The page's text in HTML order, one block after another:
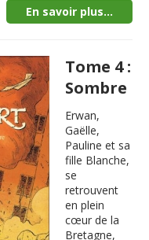
En savoir plus...
Tome 4 :
Sombre
Erwan,
Gaëlle,
Pauline et sa
fille Blanche,
se
retrouvent
en plein
cœur de la
Bretagne,